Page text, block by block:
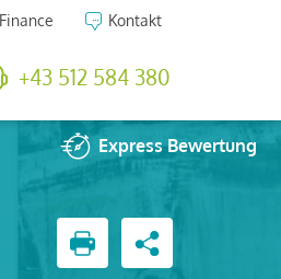
Kontakt
+43 512 584 380
ExpressBewertung